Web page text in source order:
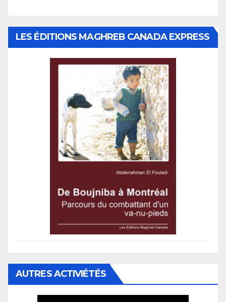
LES ÉDITIONS MAGHREB CANADA EXPRESS
AUTRES ACTIVIÉTÉS